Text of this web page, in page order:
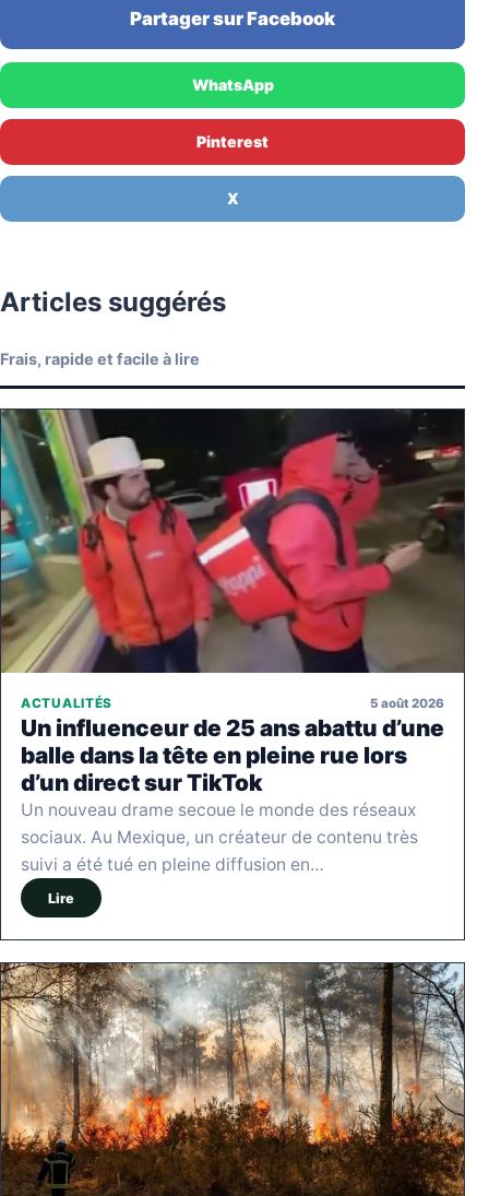
Partager sur Facebook
WhatsApp
Pinterest
X
Articles suggérés
Frais, rapide et facile à lire
ACTUALITÉS 5 août 2026
Un influenceur de 25 ans abattu d’une
balle dans la tête en pleine rue lors
d’un direct sur TikTok
Un nouveau drame secoue le monde des réseaux
sociaux. Au Mexique, un créateur de contenu très
suivi a été tué en pleine diffusion en…
Lire